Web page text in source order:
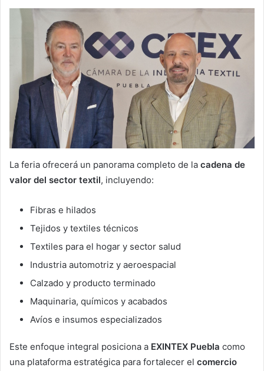
La feria ofrecerá un panorama completo de la cadena de
valor del sector textil, incluyendo:
Fibras e hilados
Tejidos y textiles técnicos
Textiles para el hogar y sector salud
Industria automotriz y aeroespacial
Calzado y producto terminado
Maquinaria, químicos y acabados
Avíos e insumos especializados
Este enfoque integral posiciona a EXINTEX Puebla como
una plataforma estratégica para fortalecer el comercio